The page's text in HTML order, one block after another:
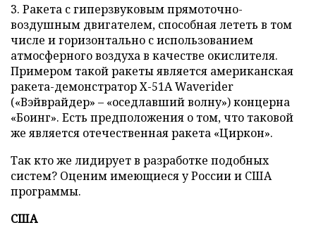
3. Ракета с гиперзвуковым прямоточно-
воздушным двигателем, способная лететь в том
числе и горизонтально с использованием
атмосферного воздуха в качестве окислителя.
Примером такой ракеты является американская
ракета-демонстратор X-51A Waverider
(«Вэйврайдер» – «оседлавший волну») концерна
«Боинг». Есть предположения о том, что таковой
же является отечественная ракета «Циркон».
Так кто же лидирует в разработке подобных
систем? Оценим имеющиеся у России и США
программы.
США